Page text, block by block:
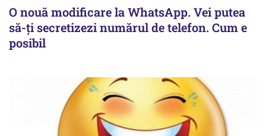
O nouă modificare la WhatsApp. Vei putea
să-ți secretizezi numărul de telefon. Cum e
posibil